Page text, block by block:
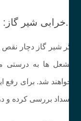
شیر گاز دچار نقص یا
ها به درستی
شد. برای رفع این
بررسی کرده و در